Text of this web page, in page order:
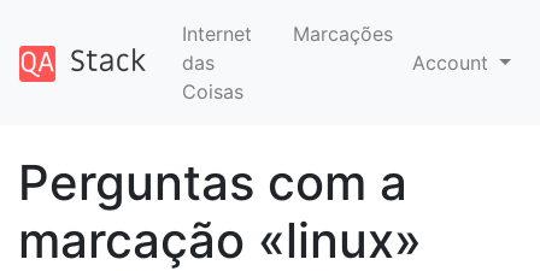
Internet
das
Coisas
Marcações
Account
Perguntas com a
marcação «linux»